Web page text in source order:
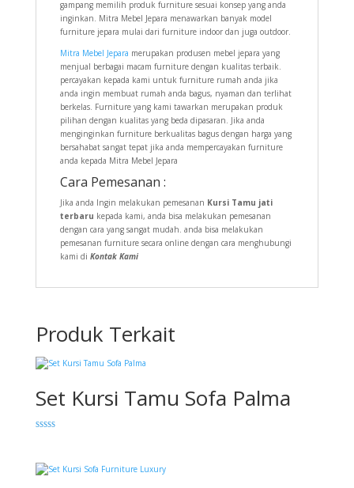
gampang memilih produk furniture sesuai konsep yang anda
inginkan. Mitra Mebel Jepara menawarkan banyak model
furniture jepara mulai dari furniture indoor dan juga outdoor.
Mitra Mebel Jepara merupakan produsen mebel jepara yang
menjual berbagai macam furniture dengan kualitas terbaik.
percayakan kepada kami untuk furniture rumah anda jika
anda ingin membuat rumah anda bagus, nyaman dan terlihat
berkelas. Furniture yang kami tawarkan merupakan produk
pilihan dengan kualitas yang beda dipasaran. Jika anda
menginginkan furniture berkualitas bagus dengan harga yang
bersahabat sangat tepat jika anda mempercayakan furniture
anda kepada Mitra Mebel Jepara
Cara Pemesanan :
Jika anda Ingin melakukan pemesanan Kursi Tamu jati
terbaru kepada kami, anda bisa melakukan pemesanan
dengan cara yang sangat mudah. anda bisa melakukan
pemesanan furniture secara online dengan cara menghubungi
kami di Kontak Kami
Produk Terkait
Set Kursi Tamu Sofa Palma